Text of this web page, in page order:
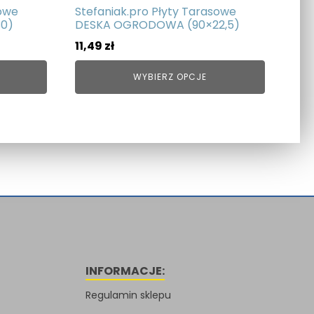
Stefaniak.pro Płyty Tarasowe
DESKA OGRODOWA (90×22,5)
11,49 zł
WYBIERZ OPCJE
INFORMACJE:
Regulamin sklepu